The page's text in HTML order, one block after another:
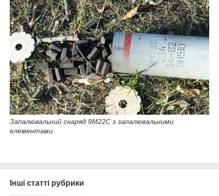
Запалювальний снаряд 9М22С з запалювальними
елементами
Інші статті рубрики